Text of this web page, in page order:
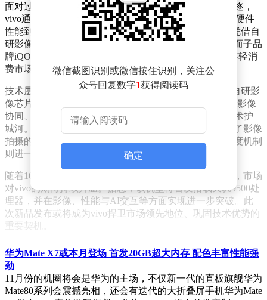
面对过去一年头部厂商在高端化与AI技术领域的激烈角逐，
vivo通过“多品牌战略+技术布局”的双轮驱动，实现了从硬件
性能到用户体验的全面突破。旗下旗舰机型vivo X系列凭借自
研影像算法与独特设计美学，持续俘获高端用户群体；而子品
牌iQOO则以电竞级性能与高性价比的定位，精准切入年轻消
费市场，形成差异化竞争优势。
技术层面的持续深耕成为vivo巩固市场地位的关键。从自研影
像芯片V系列到OriginOS系统的智能升级，vivo在芯片与影像
协同、系统流畅性优化以及AI交互体验等领域构建了技术护
城河。例如，其通过算法与硬件的深度融合，显著提升了影像
拍摄的动态范围与色彩还原能力；而系统层面的智能调度机制
则进一步优化了多任务处理效率。
随着10月13日vivo新一代旗舰机型X300系列的发布临近，市场
对vivo的期待持续升温。据悉，该机型将首发搭载天玑9500处
理器，并在影像、性能与AI交互等方面实现进一步突破。此
次新品发布或将成为vivo捍卫市场领先地位、巩固技术优势的
重要契机。
微信截图识别或微信按住识别，关注公
众号回复数字1获得阅读码
确定
华为Mate X7或本月登场 首发20GB超大内存 配色丰富性能强
劲
11月份的机圈将会是华为的主场，不仅新一代的直板旗舰华为
Mate80系列会震撼亮相，还会有迭代的大折叠屏手机华为Mate